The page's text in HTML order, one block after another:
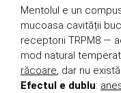
Mentolul e un
mucoasa cavității
receptorii TRPM8 —
mod natural
răcoare, dar nu
Efectul e dublu: